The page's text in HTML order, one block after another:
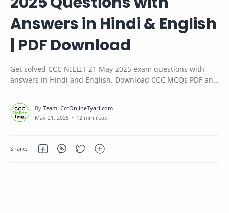
Answers in Hindi & English
| PDF Download
Get solved CCC NIELIT 21 May 2025 exam questions with
answers in Hindi and English. Download CCC MCQs PDF and
12 min read